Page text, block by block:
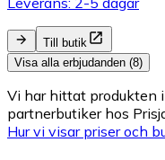
Till butik
Visa alla erbjudanden (8)
Vi har hittat produkten
partnerbutiker hos
Hur vi visar priser och